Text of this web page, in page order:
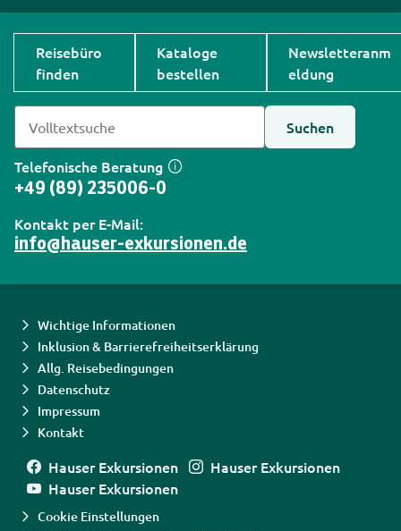
Reisebüro
finden
Kataloge
bestellen
Newsletteranm
eldung
Suchen
Telefonische Beratung
+49 (89) 235006-0
Kontakt per E-Mail:
info@hauser-exkursionen.de
Wichtige Informationen
Inklusion & Barrierefreiheitserklärung
Allg. Reisebedingungen
Datenschutz
Impressum
Kontakt
Hauser Exkursionen
Hauser Exkursionen
Hauser Exkursionen
Cookie Einstellungen